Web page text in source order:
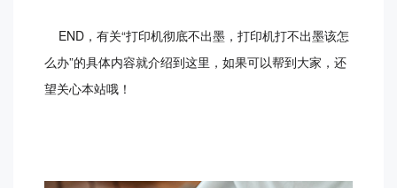
END，有关“打印机彻底不出墨，打印机打不出墨该怎
么办”的具体内容就介绍到这里，如果可以帮到大家，还
望关心本站哦！